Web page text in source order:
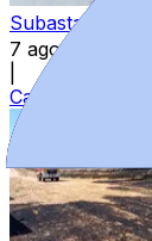
Subasta
7 ago 2026
Categoría: